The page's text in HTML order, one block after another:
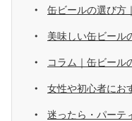
缶ビールの選び方
美味しい缶ビール
コラム｜缶ビール
女性や初心者にお
迷ったら・パーテ